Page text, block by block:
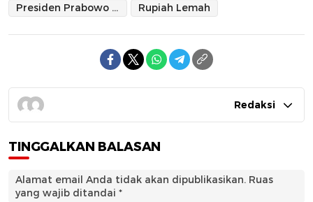
Presiden Prabowo Subianto
Rupiah Lemah
Redaksi
TINGGALKAN BALASAN
Alamat email Anda tidak akan dipublikasikan. Ruas
yang wajib ditandai *